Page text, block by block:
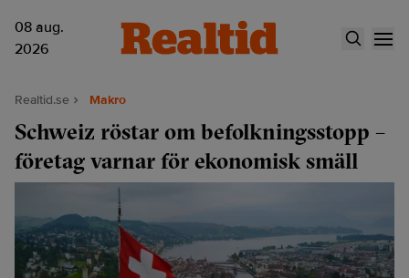
08 aug.
2026
Realtid.se Makro
Schweiz röstar om befolkningsstopp –
företag varnar för ekonomisk smäll